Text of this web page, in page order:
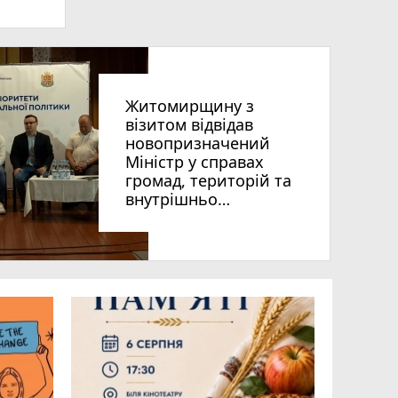
Житомирщину з
візитом відвідав
новопризначений
Міністр у справах
громад, територій та
внутрішньо
України Віталій Безгін
photo_camera